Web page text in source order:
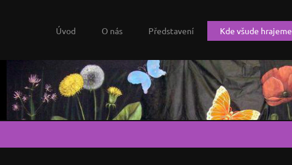
Úvod O nás Představení Kde všude hrajeme